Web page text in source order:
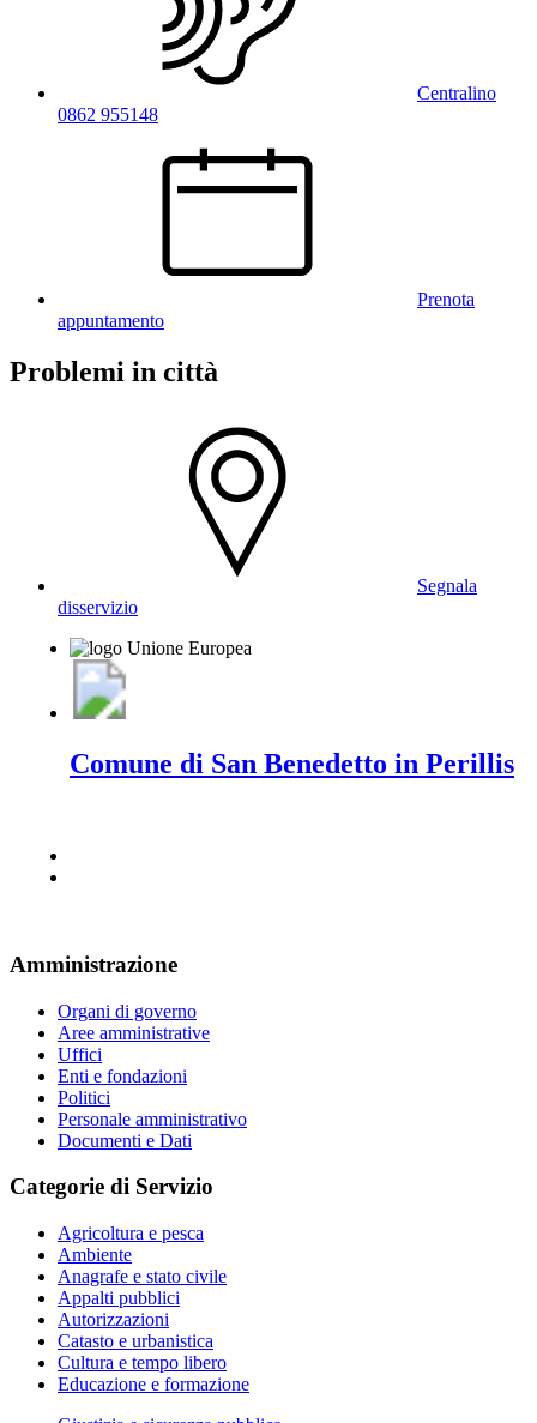
Centralino
0862 955148
Prenota
appuntamento
Problemi in città
Segnala
disservizio
Comune di San Benedetto in Perillis
Amministrazione
Organi di governo
Aree amministrative
Uffici
Enti e fondazioni
Politici
Personale amministrativo
Documenti e Dati
Categorie di Servizio
Agricoltura e pesca
Ambiente
Anagrafe e stato civile
Appalti pubblici
Autorizzazioni
Catasto e urbanistica
Cultura e tempo libero
Educazione e formazione